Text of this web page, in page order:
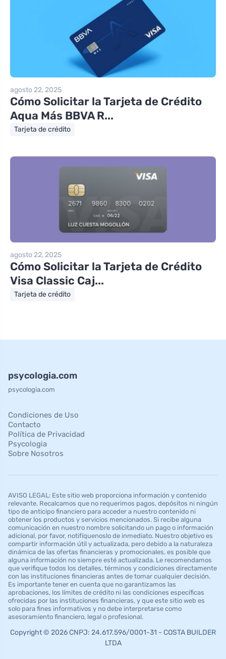
agosto 22, 2025
Cómo Solicitar la Tarjeta de Crédito
Aqua Más BBVA R...
Tarjeta de crédito
agosto 22, 2025
Cómo Solicitar la Tarjeta de Crédito
Visa Classic Caj...
Tarjeta de crédito
psycologia.com
psycologia.com
Condiciones de Uso
Contacto
Política de Privacidad
Psycologia
Sobre Nosotros
AVISO LEGAL: Este sitio web proporciona información y contenido
relevante. Recalcamos que no requerimos pagos, depósitos ni ningún
tipo de anticipo financiero para acceder a nuestro contenido ni
obtener los productos y servicios mencionados. Si recibe alguna
comunicación en nuestro nombre solicitando un pago o información
adicional, por favor, notifíquenoslo de inmediato. Nuestro objetivo es
compartir información útil y actualizada, pero debido a la naturaleza
dinámica de las ofertas financieras y promocionales, es posible que
alguna información no siempre esté actualizada. Le recomendamos
que verifique todos los detalles, términos y condiciones directamente
con las instituciones financieras antes de tomar cualquier decisión.
Es importante tener en cuenta que no garantizamos las
aprobaciones, los límites de crédito ni las condiciones específicas
ofrecidas por las instituciones financieras, y que este sitio web es
solo para fines informativos y no debe interpretarse como
asesoramiento financiero, legal o profesional.
Copyright © 2026 CNPJ: 24.617.596/0001-31 - COSTA BUILDER
LTDA